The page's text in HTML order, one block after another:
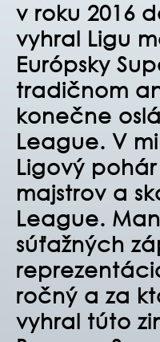
v roku 2016
vyhral Ligu
Európsky
tradičnom
konečne
League. V
Ligový
majstrov a
League.
súťažných
ročný a za
vyhral túto